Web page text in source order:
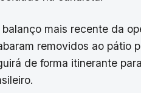
balanço mais recente da
removidos ao pátio
de forma itinerante